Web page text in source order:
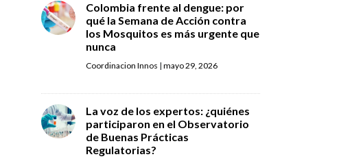
Colombia frente al dengue: por
qué la Semana de Acción contra
los Mosquitos es más urgente que
nunca
Coordinacion Innos | mayo 29, 2026
La voz de los expertos: ¿quiénes
participaron en el Observatorio
de Buenas Prácticas
Regulatorias?